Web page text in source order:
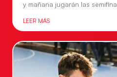
y mañana jugarán las
LEER MÁS